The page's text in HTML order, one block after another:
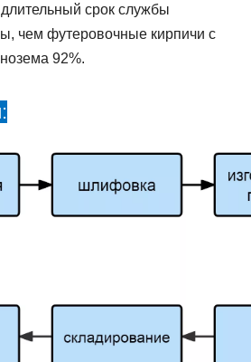
длительный срок службы
чем футеровочные кирпичи с
92%.